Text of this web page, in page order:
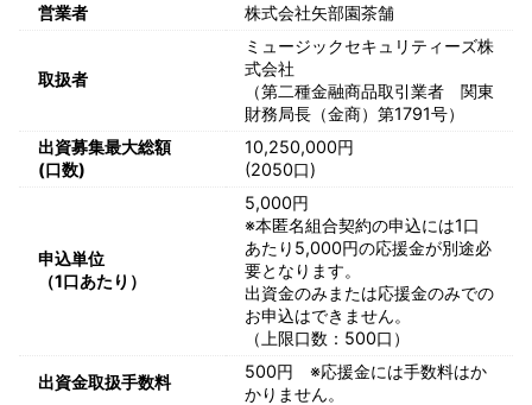
営業者
株式会社矢部園茶舗
取扱者
ミュージックセキュリティーズ株
式会社
（第二種金融商品取引業者 関東
財務局長（金商）第1791号）
出資募集最大総額
(口数)
10,250,000円
(2050口)
申込単位
（1口あたり）
5,000円
※本匿名組合契約の申込には1口
あたり5,000円の応援金が別途必
要となります。
出資金のみまたは応援金のみでの
お申込はできません。
（上限口数：500口）
出資金取扱手数料
500円 ※応援金には手数料はか
かりません。